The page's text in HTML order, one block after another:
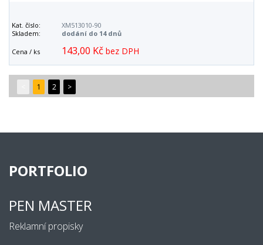
Kat. číslo:
XM513010-90
Skladem:
dodání do 14 dnů
Cena / ks 143,00 Kč bez DPH
1 2 >
PORTFOLIO
PEN MASTER
Reklamní propisky